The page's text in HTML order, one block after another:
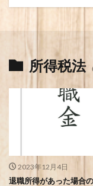
所得税法
2023年12月4日
退職所得があった場合